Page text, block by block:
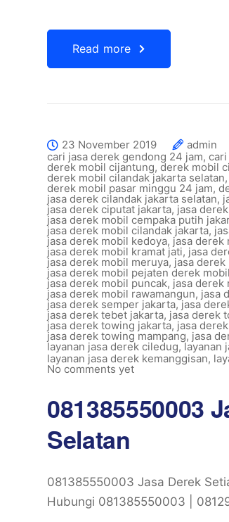
Read more
23 November 2019 admin
cari jasa derek gendong 24 jam,
derek mobil cijantung, derek mobil
derek mobil cilandak jakarta selatan
derek mobil pasar minggu 24 jam,
jasa derek cilandak jakarta selatan,
jasa derek ciputat jakarta, jasa
jasa derek mobil cempaka putih
jasa derek mobil cilandak jakarta,
jasa derek mobil kedoya, jasa derek
jasa derek mobil kramat jati, jasa
jasa derek mobil meruya, jasa derek
jasa derek mobil pejaten derek
jasa derek mobil puncak, jasa derek
jasa derek mobil rawamangun, jasa
jasa derek semper jakarta,jasa
jasa derek tebet jakarta, jasa derek
jasa derek towing jakarta, jasa
jasa derek towing mampang, jasa
layanan jasa derek ciledug,layanan
layanan jasa derek kemanggisan,
No comments yet
081385550003
Selatan
081385550003 Jasa Derek
Hubungi 081385550003 |